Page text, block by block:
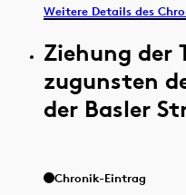
Weitere Details des
Ziehung der
zugunsten
der Basler
Chronik-Eintrag